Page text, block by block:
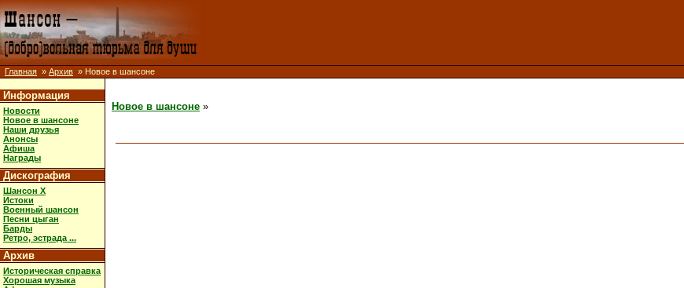
Главная » Архив » Новое в шансоне
Информация
Новости
Новое в шансоне
Наши друзья
Анонсы
Афиша
Награды
Дискография
Шансон X
Истоки
Военный шансон
Песни цыган
Барды
Ретро, эстрада ...
Архив
Историческая справка
Хорошая музыка
Новое в шансоне »